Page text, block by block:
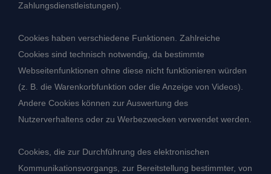
Zahlungsdienstleistungen).
Cookies haben verschiedene Funktionen. Zahlreiche
Cookies sind technisch notwendig, da bestimmte
Webseitenfunktionen ohne diese nicht funktionieren würden
(z. B. die Warenkorbfunktion oder die Anzeige von Videos).
Andere Cookies können zur Auswertung des
Nutzerverhaltens oder zu Werbezwecken verwendet werden.
Cookies, die zur Durchführung des elektronischen
Kommunikationsvorgangs, zur Bereitstellung bestimmter, von